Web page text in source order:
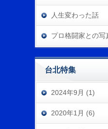
人生変わった話
プロ格闘家との写
台北特集
2024年9月 (1)
2020年1月 (6)